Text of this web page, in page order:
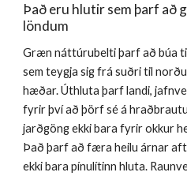
Það eru hlutir sem þarf að
löndum
Græn náttúrubelti þarf að búa
sem teygja sig frá suðri til
hæðar. Úthluta þarf landi,
fyrir því að þörf sé á
jarðgöng ekki bara fyrir okkur
Það þarf að færa heilu árnar
ekki bara pínulítinn hluta.